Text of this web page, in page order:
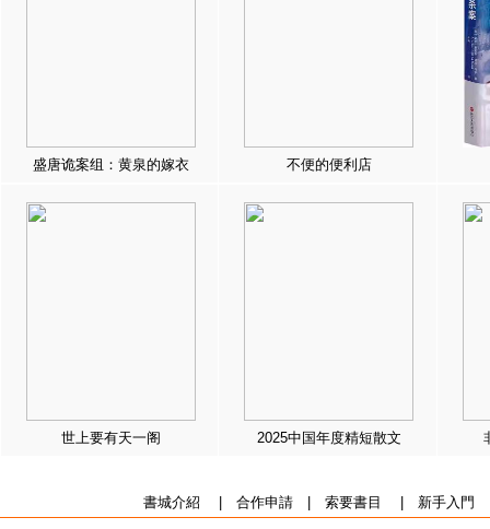
盛唐诡案组：黄泉的嫁衣 不便的便利店
世上要有天一阁 2025中国年度精短散文
書城介紹 合作申請| 索要書目 新手入門